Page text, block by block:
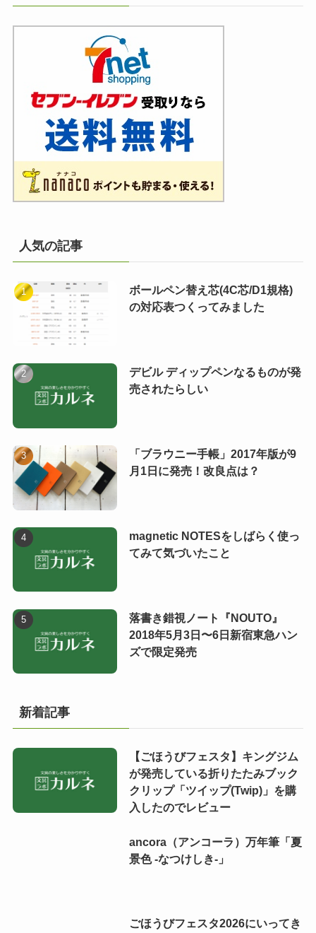
人気の記事
ボールペン替え芯(4C芯/D1規格)
の対応表つくってみました
デビル ディップペンなるものが発
売されたらしい
「ブラウニー手帳」2017年版が9
月1日に発売！改良点は？
magnetic NOTESをしばらく使っ
てみて気づいたこと
落書き錯視ノート『NOUTO』
2018年5月3日〜6日新宿東急ハン
ズで限定発売
新着記事
【ごほうびフェスタ】キングジム
が発売している折りたたみブック
クリップ「ツイップ(Twip)」を購
入したのでレビュー
ancora（アンコーラ）万年筆「夏
景色 -なつけしき-」
ごほうびフェスタ2026にいってき